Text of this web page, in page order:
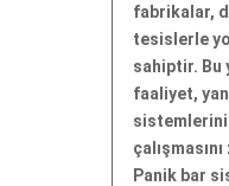
fabrikalar,
tesislerle
sahiptir. Bu
faaliyet,
Panik bar